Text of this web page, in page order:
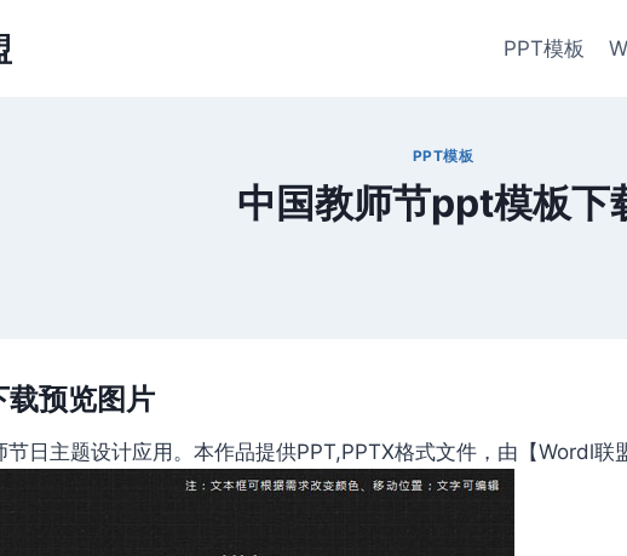
PPT模板
PPT模板
中国教师节ppt模板下
预览图片
日主题设计应用。本作品提供PPT,PPTX格式文件，由【Wordl联